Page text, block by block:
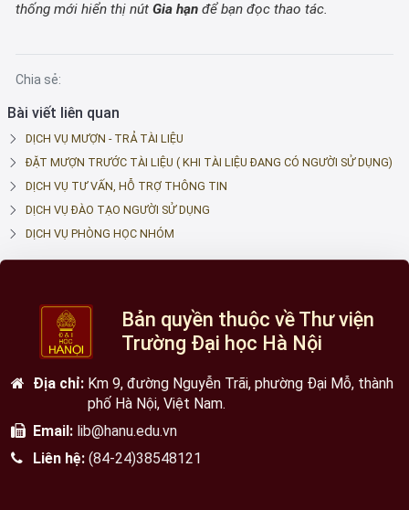
thống mới hiển thị nút Gia hạnđể bạn đọc thao tác.
Chia sẻ:
Bài viết liên quan
DỊCH VỤ MƯỢN - TRẢ TÀI LIỆU
ĐẶT MƯỢN TRƯỚC TÀI LIỆU ( KHI TÀI LIỆU ĐANG CÓ NGƯỜI SỬ DỤNG)
DỊCH VỤ TƯ VẤN, HỖ TRỢ THÔNG TIN
DỊCH VỤ ĐÀO TẠO NGƯỜI SỬ DỤNG
DỊCH VỤ PHÒNG HỌC NHÓM
Bản quyền thuộc về Thư viện
Trường Đại học Hà Nội
Địa chỉ: Km 9, đường Nguyễn Trãi, phường Đại Mỗ, thành
phố Hà Nội, Việt Nam.
Email: lib@hanu.edu.vn
Liên hệ: (84-24)38548121